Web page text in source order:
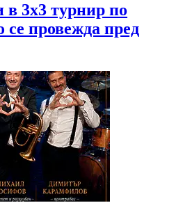
в 3х3 турнир по
се провежда пред